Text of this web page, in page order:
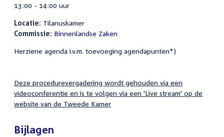
13:00 - 14:00 uur
Locatie: Tilanuskamer
Commissie: Binnenlandse Zaken
Herziene agenda i.v.m. toevoeging agendapunten*)
Deze procedurevergadering wordt gehouden via een
videoconferentie en is te volgen via een 'Live stream' op de
website van de Tweede Kamer
Bijlagen